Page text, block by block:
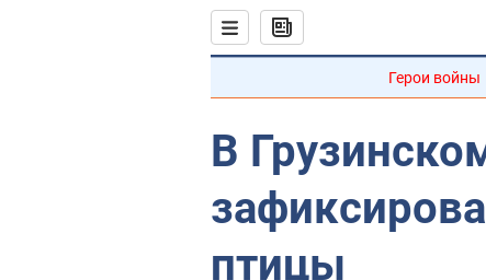
Герои войны
В
птицы